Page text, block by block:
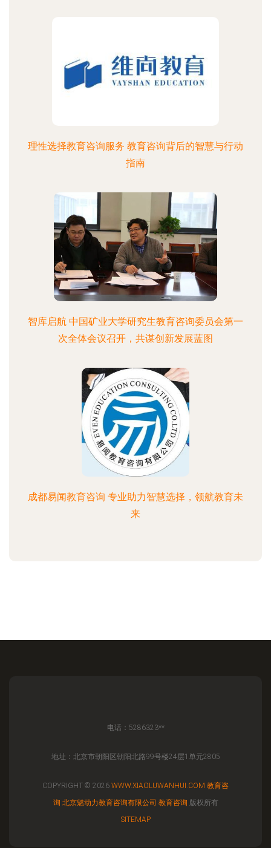
理性选择教育咨询服务 教育咨询背后的智慧与行动
指南
智库启航 中国矿业大学研究生教育咨询委员会第一
次全体会议召开，共谋创新发展蓝图
成都易闻教育咨询 专业助力智慧选择，领航教育未
来
电话：5286323**
地址：北京市朝阳区朝阳北路99号楼24层1单元2805
COPYRIGHT © 2026 WWW.XIAOLUWANHUI.COM 教育咨
询 北京魅动力教育咨询有限公司 教育咨询 版权所有
SITEMAP